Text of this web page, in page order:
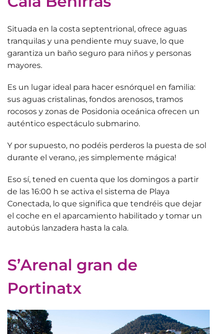
Situada en la costa septentrional, ofrece aguas
tranquilas y una pendiente muy suave, lo que
garantiza un baño seguro para niños y personas
mayores.
Es un lugar ideal para hacer esnórquel en familia:
sus aguas cristalinas, fondos arenosos, tramos
rocosos y zonas de Posidonia oceánica ofrecen un
auténtico espectáculo submarino.
Y por supuesto, no podéis perderos la puesta de sol
durante el verano, ¡es simplemente mágica!
Eso sí, tened en cuenta que los domingos a partir
de las 16:00 h se activa el sistema de Playa
Conectada, lo que significa que tendréis que dejar
el coche en el aparcamiento habilitado y tomar un
autobús lanzadera hasta la cala.
S’Arenal gran de
Portinatx